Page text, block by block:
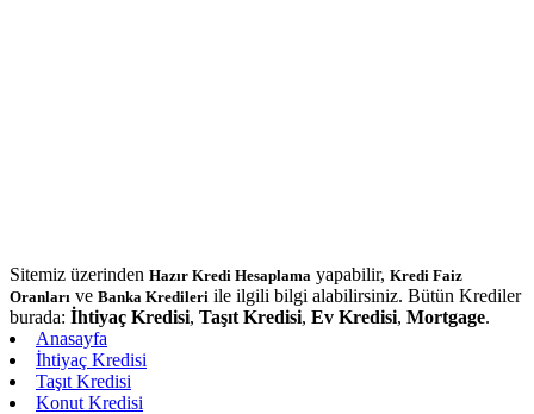
Sitemiz üzerinden Hazır Kredi Hesaplama yapabilir, Kredi Faiz
Oranları ve Banka Kredileri ile ilgili bilgi alabilirsiniz. Bütün Krediler
burada: İhtiyaç Kredisi, Taşıt Kredisi, Ev Kredisi, Mortgage.
Anasayfa
İhtiyaç Kredisi
Taşıt Kredisi
Konut Kredisi